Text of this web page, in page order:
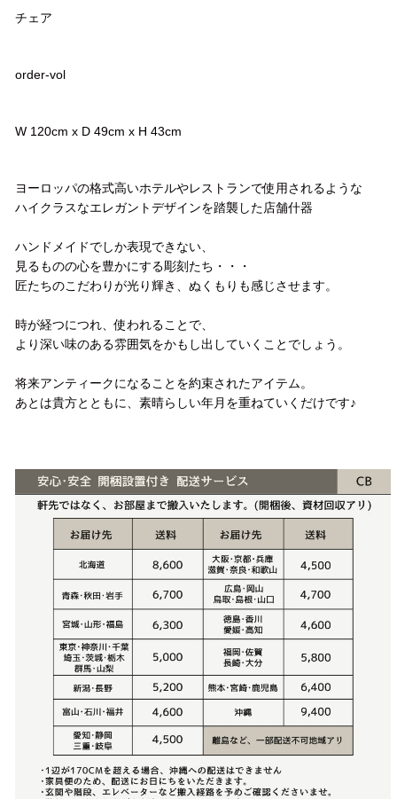
チェア
order-vol
W 120cm x D 49cm x H 43cm
ヨーロッパの格式高いホテルやレストランで使用されるような
ハイクラスなエレガントデザインを踏襲した店舗什器
ハンドメイドでしか表現できない、
見るものの心を豊かにする彫刻たち・・・
匠たちのこだわりが光り輝き、ぬくもりも感じさせます。
時が経つにつれ、使われることで、
より深い味のある雰囲気をかもし出していくことでしょう。
将来アンティークになることを約束されたアイテム。
あとは貴方とともに、素晴らしい年月を重ねていくだけです♪